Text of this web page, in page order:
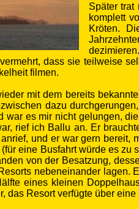
Später trat
komplett
Kröten.
dass sie teilweise
filmen.
mit dem bereits
dazu
war es mir nicht gelungen,
rief ich Ballu an. Er
und er war gern
eine Busfahrt würde es
von der Besatzung,
nebeneinander lagen.
eines kleinen
das Resort verfügte über